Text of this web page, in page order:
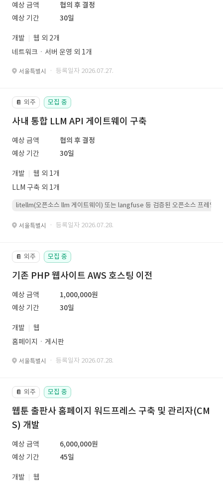
예상 금액
협의 후 결정
예상 기간
30일
개발
웹 외 2개
네트워크ㆍ서버 운영 외 1개
서울특별시 · 등록일자 2026.07.27.
📔 외주 모집 중
사내 통합 LLM API 게이트웨이 구축
예상 금액
협의 후 결정
예상 기간
30일
개발
웹 외 1개
LLM 구축 외 1개
litellm(오픈소스 llm 게이트웨이) 또는 langfuse 등 검증된 오픈소스 프레임워
서울특별시 · 등록일자 2026.07.28.
📔 외주 모집 중
기존 PHP 웹사이트 AWS 호스팅 이전
예상 금액
1,000,000원
예상 기간
30일
개발
웹
홈페이지ㆍ게시판
서울특별시 · 등록일자 2026.07.28.
📔 외주 모집 중
웹툰 출판사 홈페이지 워드프레스 구축 및 관리자(CM
S) 개발
예상 금액
6,000,000원
예상 기간
45일
개발
웹